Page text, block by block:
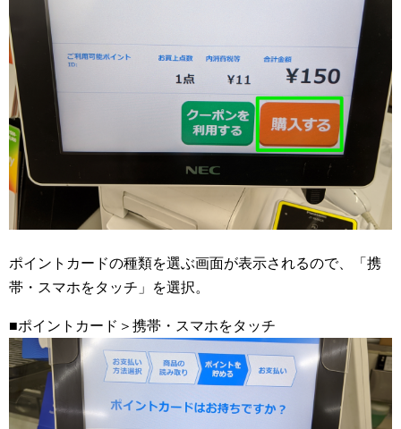
ポイントカードの種類を選ぶ画面が表示されるので、「携
帯・スマホをタッチ」を選択。
■ポイントカード＞携帯・スマホをタッチ